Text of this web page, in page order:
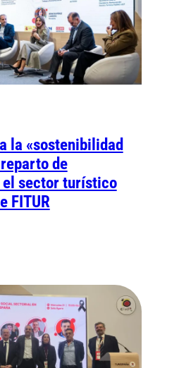
la «sostenibilidad
de
el sector turístico
FITUR